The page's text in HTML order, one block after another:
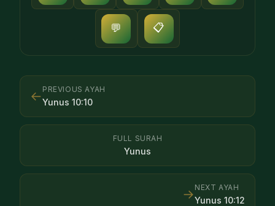
💬 📋
← PREVIOUS AYAH
Yunus 10:10
FULL SURAH
Yunus
NEXT AYAH
Yunus 10:12
→